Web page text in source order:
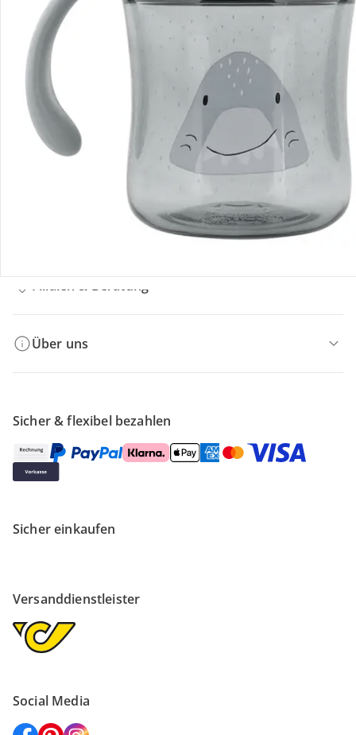
Bestellung & Lieferung
Retoure & Reklamation
Gutscheine & Aktionen
Kontakt & Service
Filialen & Beratung
Über uns
Sicher & flexibel bezahlen
Sicher einkaufen
Versanddienstleister
Social Media